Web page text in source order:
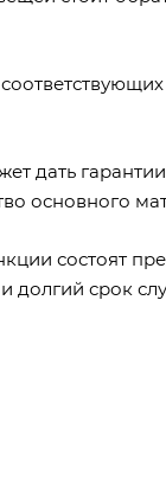
дать
основного
состоят
долгий срок